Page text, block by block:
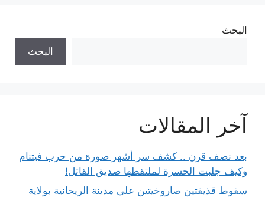
البحث
البحث
آخر المقالات
بعد نصف قرن .. كشف سر أشهر صورة من حرب فيتنام
وكيف جلبت الحسرة لملتقطها صديق القاتل!
سقوط قذيفتين صاروخيتين على مدينة الريحانية بولاية